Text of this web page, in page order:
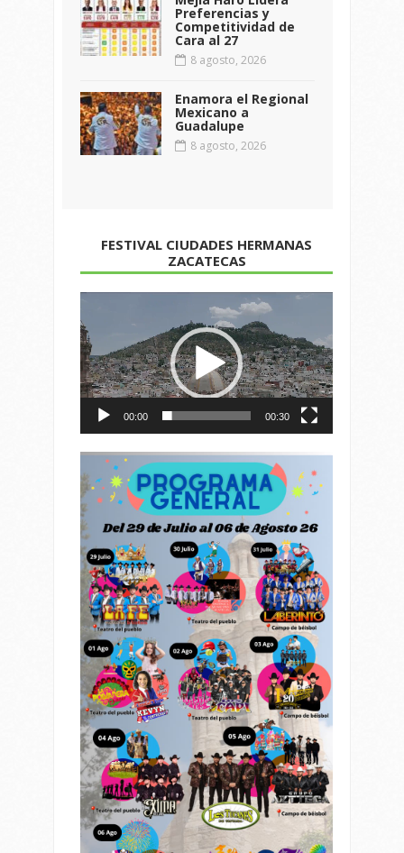
Preferencias y
Competitividad de
Cara al 27
8 agosto, 2026
Enamora el Regional
Mexicano a
Guadalupe
8 agosto, 2026
FESTIVAL CIUDADES HERMANAS
ZACATECAS
de
vídeo
00:00 00:30